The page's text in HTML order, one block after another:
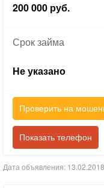
200 000 руб.
Срокзайма
Не указано
Проверить на
Показать телефон
Дата объявления: 13.02.2018